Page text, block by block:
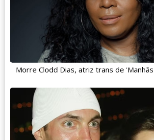
Morre Clodd Dias, atriz trans de